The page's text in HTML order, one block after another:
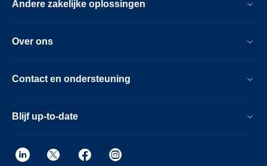
Andere zakelijke oplossingen
Over ons
Contact en ondersteuning
Blijf up-to-date